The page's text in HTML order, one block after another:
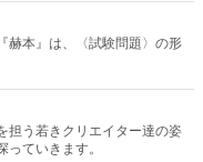
赫本』は、〈試験問題〉の形
担う若きクリエイター達の姿
ていきます。